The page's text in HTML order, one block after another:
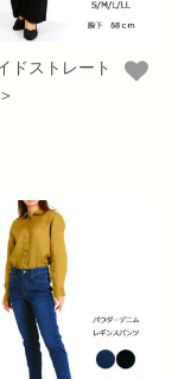
ドストレート